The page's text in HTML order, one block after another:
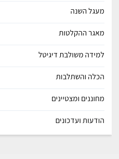
מעגל השנה
מאגר ההקלטות
למידה משולבת דיגיטל
הכלה והשתלבות
מחוננים ומצטיינים
הודעות ועדכונים